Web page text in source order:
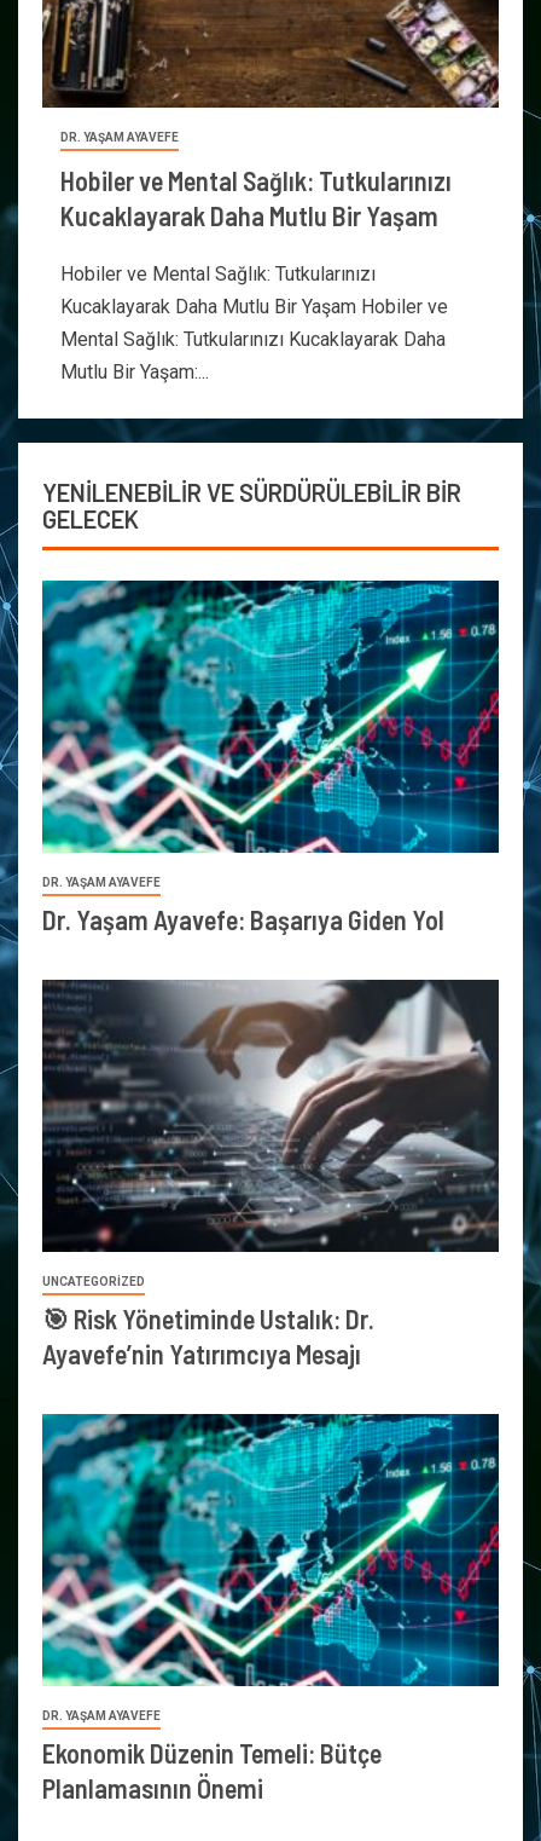
DR. YAŞAM AYAVEFE
Hobiler ve Mental Sağlık: Tutkularınızı
Kucaklayarak Daha Mutlu Bir Yaşam
Hobiler ve Mental Sağlık: Tutkularınızı
Kucaklayarak Daha Mutlu Bir Yaşam Hobiler ve
Mental Sağlık: Tutkularınızı Kucaklayarak Daha
Mutlu Bir Yaşam:...
YENİLENEBİLİR VE SÜRDÜRÜLEBİLİR BİR
GELECEK
DR. YAŞAM AYAVEFE
Dr. Yaşam Ayavefe: Başarıya Giden Yol
UNCATEGORIZED
🎯 Risk Yönetiminde Ustalık: Dr.
Ayavefe’nin Yatırımcıya Mesajı
DR. YAŞAM AYAVEFE
Ekonomik Düzenin Temeli: Bütçe
Planlamasının Önemi